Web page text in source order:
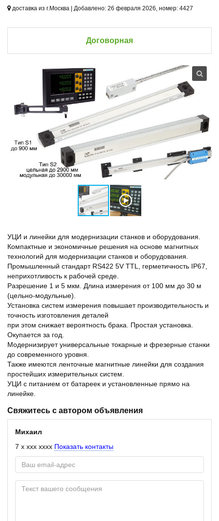
доставка из г.Москва | Добавлено: 26 февраля 2026, номер: 4427
Договорная
УЦИ и линейки для модернизации станков и оборудования.
Компактные и экономичные решения на основе магнитных
технологий для модернизации станков и оборудования.
Промышленный стандарт RS422 5V TTL, герметичность IP67,
неприхотливость к рабочей среде.
Разрешение 1 и 5 мкм. Длина измерения от 100 мм до 30 м
(цельно-модульные).
Установка систем измерения повышает производительность и
точность изготовления деталей
при этом снижает вероятность брака. Простая установка.
Окупается за год.
Модернизирует универсальные токарные и фрезерные станки
до современного уровня.
Также имеются ленточные магнитные линейки для создания
простейших измерительных систем.
УЦИ с питанием от батареек и установленные прямо на
линейке.
Свяжитесь с автором объявления
Михаил
7 x xxx xxxx Показать контакты